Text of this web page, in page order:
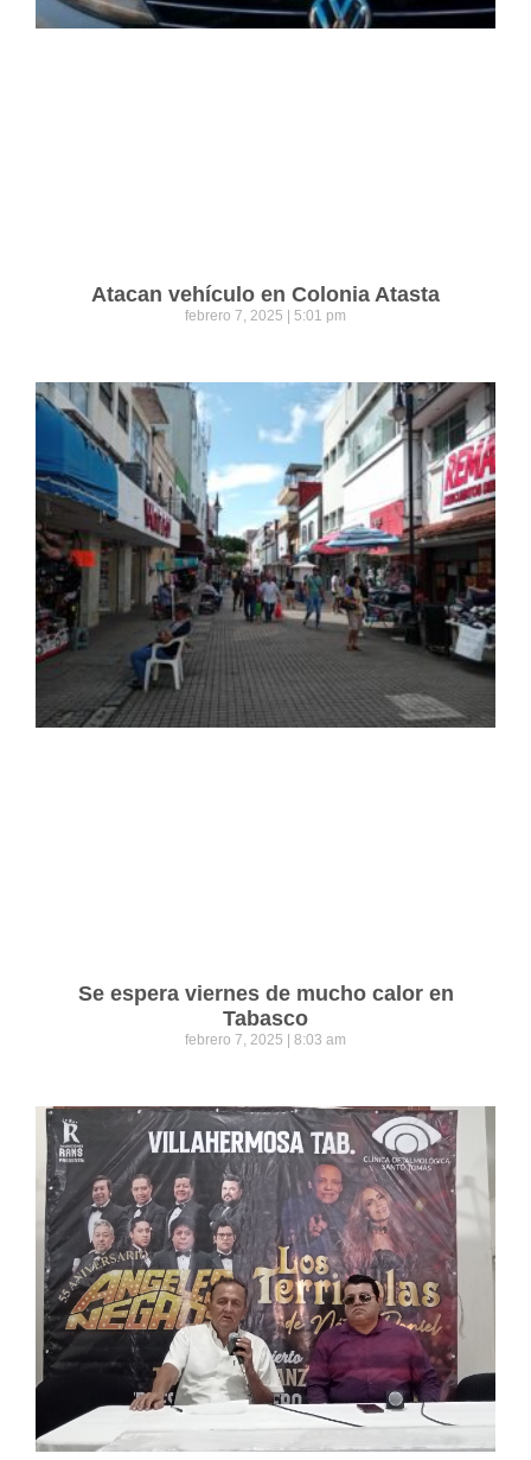
Atacan vehículo en Colonia Atasta
febrero 7, 2025 5:01 pm
Se espera viernes de mucho calor en
Tabasco
febrero 7, 2025 8:03 am